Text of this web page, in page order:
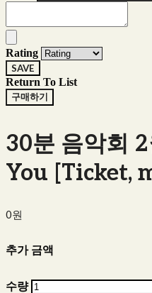
Rating
SAVE
Return To List
구매하기
30분 음악회
You [Ticket,
0원
추가 금액
수량